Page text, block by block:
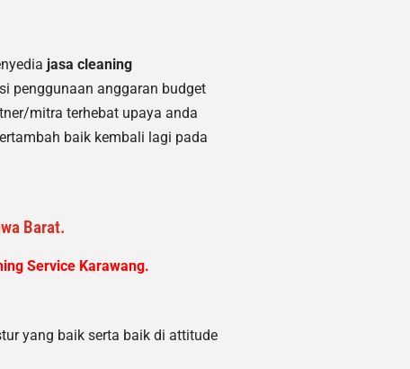
jasa cleaning
penggunaan anggaran budget
mitra terhebat upaya anda
baik kembali lagi pada
Barat.
Service Karawang.
yang baik serta baik di attitude